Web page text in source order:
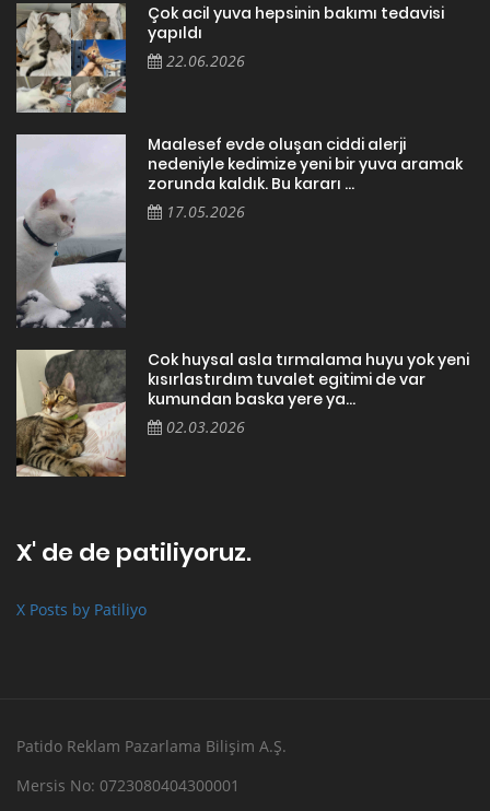
Çok acil yuva hepsinin bakımı tedavisi
yapıldı
22.06.2026
Maalesef evde oluşan ciddi alerji
nedeniyle kedimize yeni bir yuva aramak
zorunda kaldık. Bu kararı ...
17.05.2026
Cok huysal asla tırmalama huyu yok yeni
kısırlastırdım tuvalet egitimi de var
kumundan baska yere ya...
02.03.2026
X' de de patiliyoruz.
X Posts by Patiliyo
Patido Reklam Pazarlama Bilişim A.Ş.
Mersis No: 0723080404300001